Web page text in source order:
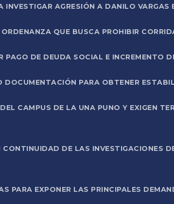
AGRESIÓN A DANILO VARGAS
QUE BUSCA PROHIBIR
DE DEUDA SOCIAL E INCREMENTO
DOCUMENTACIÓN PARA OBTENER
CAMPUS DE LA UNA PUNO Y EXIGEN
DE LAS INVESTIGACIONES
PARA EXPONER LAS PRINCIPALES